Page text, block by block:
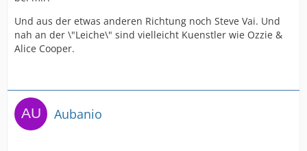
Und aus der etwas anderen Richtung noch Steve Vai. Und
nah an der \"Leiche\" sind vielleicht Kuenstler wie Ozzie &
Alice Cooper.
Aubanio